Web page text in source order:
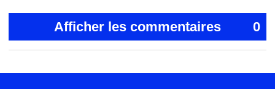
Afficher les commentaires 0